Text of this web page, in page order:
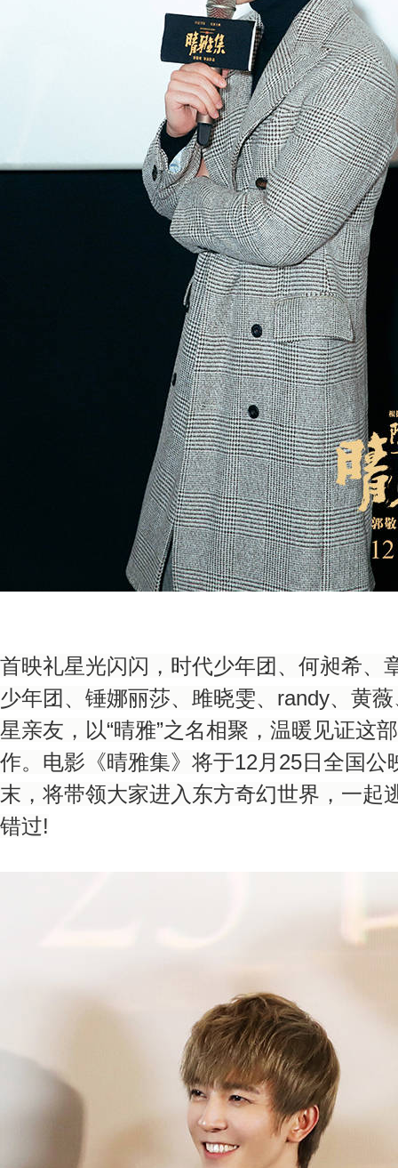
首映礼星光闪闪，时代少年团、何昶希、
少年团、锤娜丽莎、雎晓雯、randy、黄
星亲友，以“晴雅”之名相聚，温暖见证这
作。电影《晴雅集》将于12月25日全国公
末，将带领大家进入东方奇幻世界，一起
错过!